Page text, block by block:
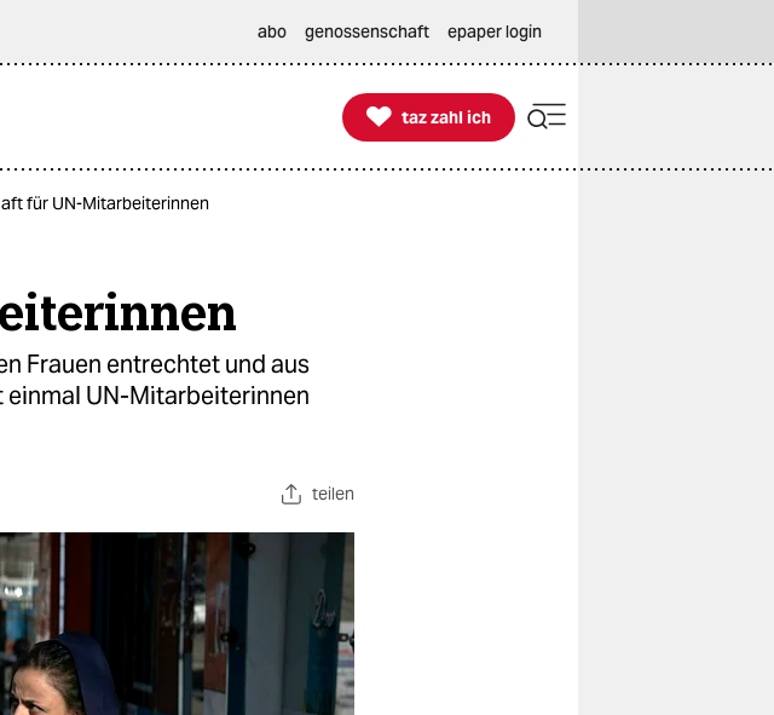
abo genossenschaft epaper login

taz zahl ich
taz zahl ich
für UN-Mitarbeiterinnen
Frauen entrechtet und aus
UN-Mitarbeiterinnen
teilen